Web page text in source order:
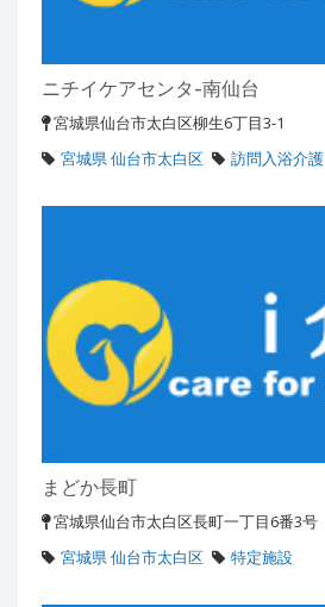
ニチイケアセンタ-南仙台
宮城県仙台市太白区柳生6丁目3-1
宮城県 仙台市太白区
訪問入浴介護
まどか長町
宮城県仙台市太白区長町一丁目6番3号
宮城県 仙台市太白区
特定施設